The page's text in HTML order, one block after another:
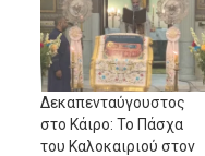
Δεκαπενταύγουστος
στο Κάιρο: Το Πάσχα
του Καλοκαιριού στον